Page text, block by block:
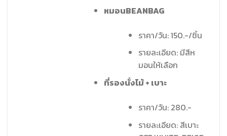
หมอนBEANBAG
ราคา/วัน: 150.-/ชิ้น
รายละเอียด: มีสีห
มอนให้เลือก
ที่รองนั่งไม้ + เบาะ
ราคา/วัน: 280.-
รายละเอียด: สีเบาะ